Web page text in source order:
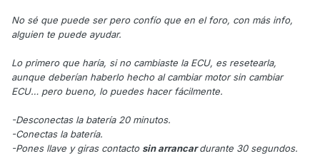
No sé que puede ser pero confío que en el foro, con más info,
alguien te puede ayudar.
Lo primero que haría, si no cambiaste la ECU, es resetearla,
aunque deberían haberlo hecho al cambiar motor sin cambiar
ECU… pero bueno, lo puedes hacer fácilmente.
-Desconectas la batería 20 minutos.
-Conectas la batería.
-Pones llave y giras contacto sin arrancardurante 30 segundos.